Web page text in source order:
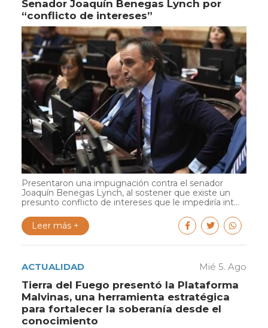
Senador Joaquín Benegas Lynch por
“conflicto de intereses”
Presentaron una impugnación contra el senador
Joaquín Benegas Lynch, al sostener que existe un
presunto conflicto de intereses que le impediría int...
Leer más +
ACTUALIDAD Mié 5. Ago
Tierra del Fuego presentó la Plataforma
Malvinas, una herramienta estratégica
para fortalecer la soberanía desde el
conocimiento